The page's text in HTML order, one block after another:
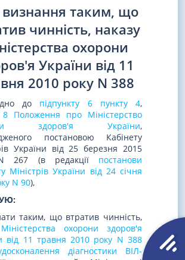
таким, що
чинність, наказу
охорони
України від 11
2010 року N 388
до підпункту 6 пункту 4,
8 Положення про Міністерство
здоров'я України,
постановою Кабінету
України від 25 березня 2015
267 (в редакції постанови
Міністрів України від 24 січня
N 90),
таким, що втратив чинність,
охорони здоров'я
від 11 травня 2010 року N 388
діагностики ВІЛ-